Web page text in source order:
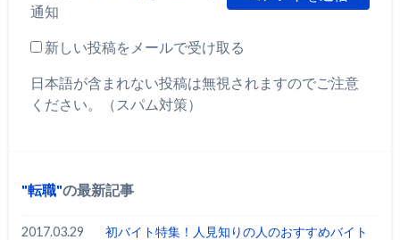
通知
新しい投稿をメールで受け取る
日本語が含まれない投稿は無視されますのでご注意
ください。（スパム対策）
転職 の最新記事
2017.03.29
初バイト特集！人見知りの人のおすすめバイト